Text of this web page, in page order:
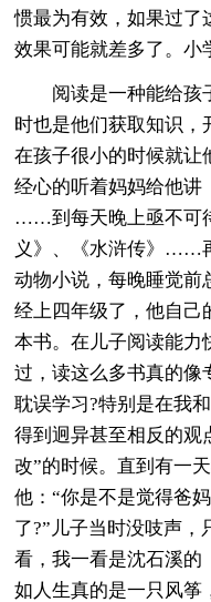
惯最为有效，如果过了
效果可能就差多了。小
阅读是一种能给孩
时也是他们获取知识，
在孩子很小的时候就让
经心的听着妈妈给他讲
……到每天晚上亟不可
义》、《水浒传》……
动物小说，每晚睡觉前
经上四年级了，他自己
本书。在儿子阅读能力
过，读这么多书真的像
耽误学习?特别是在我
得到迥异甚至相反的观
改”的时候。直到有一
他：“你是不是觉得爸
了?”儿子当时没吱声
看，我一看是沈石溪的
如人生真的是一只风筝